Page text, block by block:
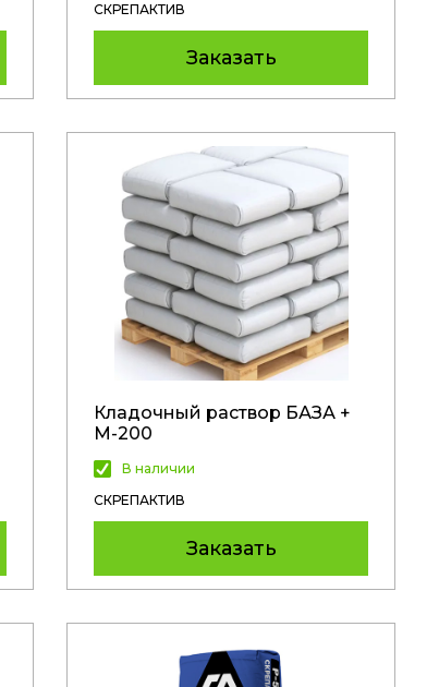
СКРЕПАКТИВ
Заказать
Кладочный раствор БАЗА +
М-200
В наличии
СКРЕПАКТИВ
Заказать